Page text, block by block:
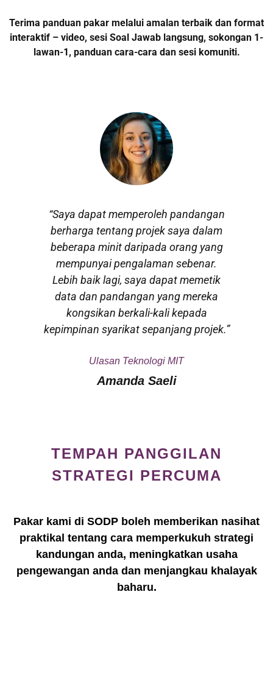
Terima panduan pakar melalui amalan terbaik dan format
interaktif – video, sesi Soal Jawab langsung, sokongan 1-
lawan-1, panduan cara-cara dan sesi komuniti.
“Saya dapat memperoleh pandangan
berharga tentang projek saya dalam
beberapa minit daripada orang yang
mempunyai pengalaman sebenar.
Lebih baik lagi, saya dapat memetik
data dan pandangan yang mereka
kongsikan berkali-kali kepada
kepimpinan syarikat sepanjang projek.”
Ulasan Teknologi MIT
Amanda Saeli
TEMPAH PANGGILAN
STRATEGI PERCUMA
Pakar kami di SODP boleh memberikan nasihat
praktikal tentang cara memperkukuh strategi
kandungan anda, meningkatkan usaha
pengewangan anda dan menjangkau khalayak
baharu.